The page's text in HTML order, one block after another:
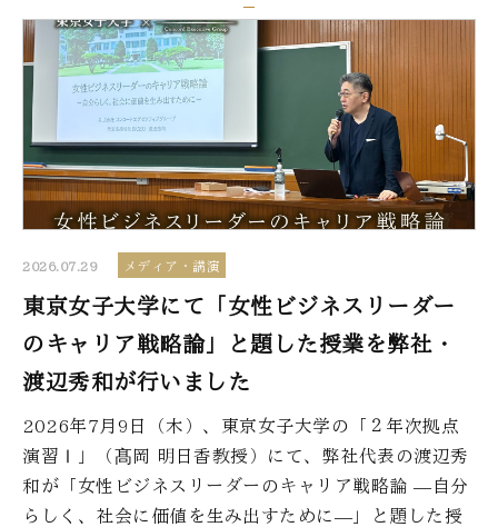
2026.07.29 メディア・講演
東京女子大学にて「女性ビジネスリーダー
のキャリア戦略論」と題した授業を弊社・
渡辺秀和が行いました
2026年7月9日（木）、東京女子大学の「２年次拠点
演習Ⅰ」（髙岡 明日香教授）にて、弊社代表の渡辺秀
和が「女性ビジネスリーダーのキャリア戦略論 ―自分
らしく、社会に価値を生み出すために―」と題した授